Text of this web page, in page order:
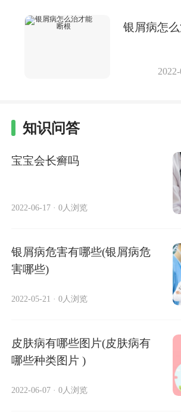
银屑病怎
知识问答
宝宝会长癣吗
2022-06-17 · 0人浏览
银屑病危害有哪些(银屑病危
害哪些)
2022-05-21 · 0人浏览
皮肤病有哪些图片(皮肤病有
哪些种类图片 )
2022-06-07 · 0人浏览